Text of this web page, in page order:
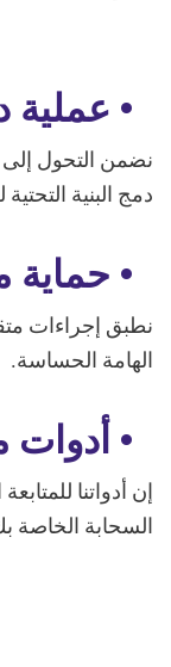
•
نضمن التحول
دمج البنية
• حماية
نطبق إجراءات
الهامة الحساسة.
• أدوات
إن أدواتنا
السحابة الخاصة